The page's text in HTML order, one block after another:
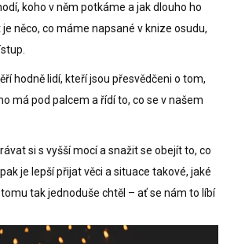
koho v něm potkáme a jak dlouho ho
něco, co máme napsané v knize osudu,
hodně lidí, kteří jsou přesvědčeni o tom,
má pod palcem a řídí to, co se v našem
si s vyšší mocí a snažit se obejít to, co
je lepší přijat věci a situace takové, jaké
tak jednoduše chtěl – ať se nám to líbí